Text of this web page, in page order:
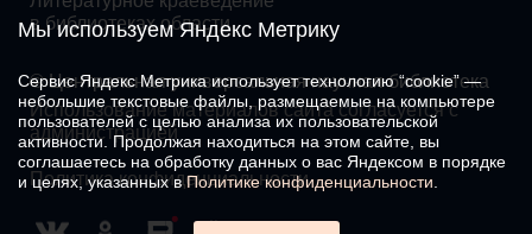
в библиотеках области
© Центральная универсальная научная библиотека
Использование материалов сайта согласуется с
администрацией
Политика конфиденциальности
Мы используем Яндекс Метрику
Сервис Яндекс Метрика использует технологию “cookie” —
небольшие текстовые файлы, размещаемые на компьютере
пользователей с целью анализа их пользовательской
активности. Продолжая находиться на этом сайте, вы
соглашаетесь на обработку данных о вас Яндексом в порядке
и целях, указанных вПолитике конфиденциальности